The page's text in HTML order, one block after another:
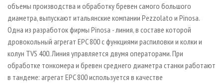
объемы производства и обработку бревен самого большого
диаметра, выпускают итальянские компании Pezzolato и Pinosa.
Одна из разработок фирмы Pinosa - линия, в составе которой
дровокольный агрегат EPC 800 с функциями распиловки и колки и
колун TVS 400. Линия управляется двумя операторами. При
обработке тонкомера и бревен среднего диаметра станки работают
в тандеме: агрегат EPC 800 используется в качестве